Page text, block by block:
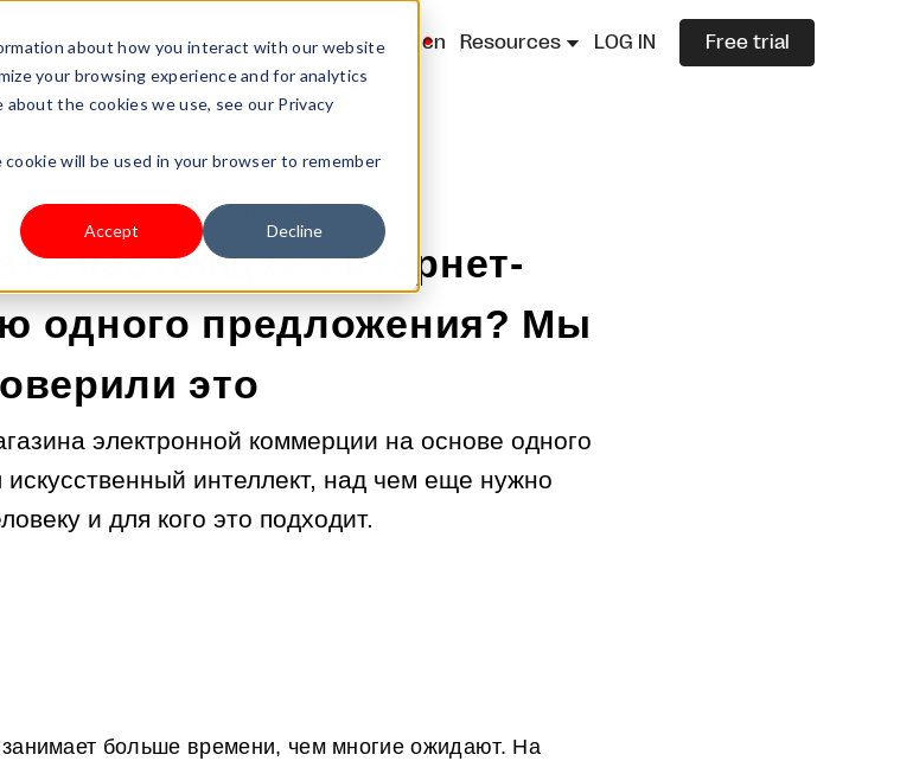
about how you interact with our website
your browsing experience and for analytics
the cookies we use, see our Privacy
will be used in your browser to remember
Accept Decline
Shoplazza.cn Resources LOG IN Free trial
| НАЧНИТЕ СВОЙ БИЗНЕС
настоящий интернет-
одного предложения? Мы
это
электронной коммерции на основе одного
интеллект, над чем еще нужно
и для кого это подходит.
занимает больше времени, чем многие ожидают. На